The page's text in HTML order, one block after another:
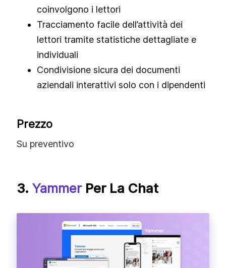
coinvolgono i lettori
Tracciamento facile dell’attività dei
lettori tramite statistiche dettagliate e
individuali
Condivisione sicura dei documenti
aziendali interattivi solo con i dipendenti
Prezzo
Su preventivo
3. YammerPer La Chat